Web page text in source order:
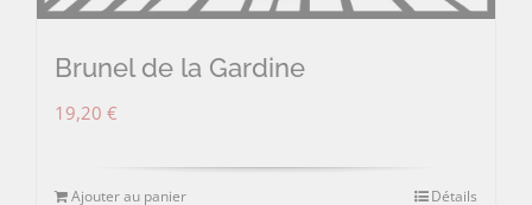
Brunel de la Gardine
19,20 €
Ajouter au panier Détails